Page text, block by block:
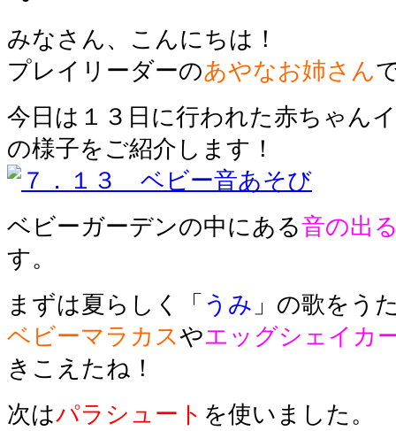
みなさん、こんにちは！
プレイリーダーのあやなお姉さん
今日は１３日に行われた赤ちゃん
の様子をご紹介します！
ベビーガーデンの中にある音の出
す。
まずは夏らしく「 うみ 」の歌をう
ベビーマラカスやエッグシェイカ
きこえたね ！
次はパラシュート を使いました。